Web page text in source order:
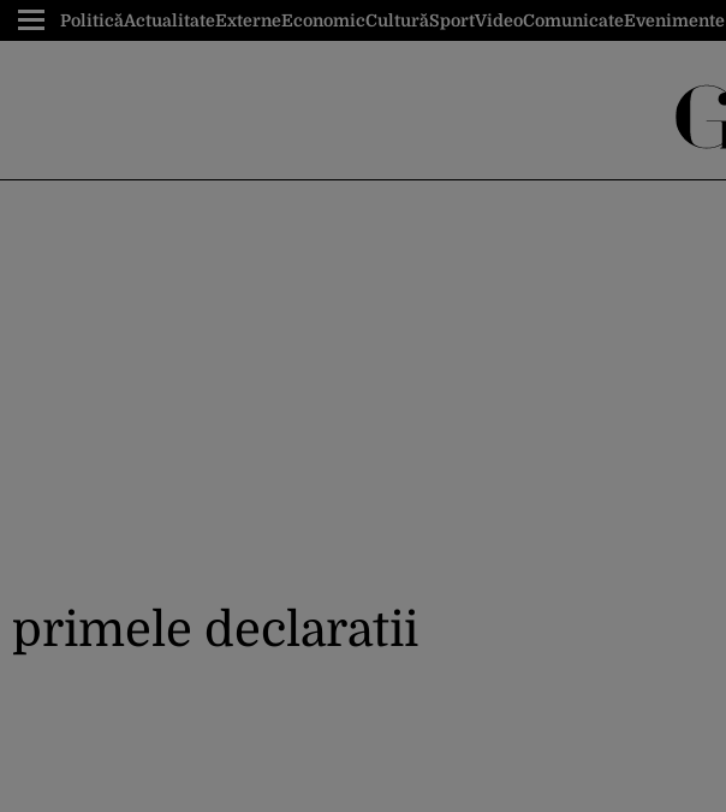
PoliticăActualitateExterneEconomicCulturăSportVideoComunicateEvenimente
primele declaratii